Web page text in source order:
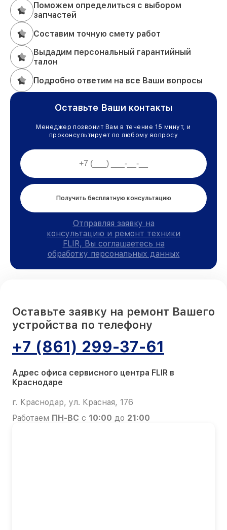
Поможем определиться с выбором
запчастей
Составим точную смету работ
Выдадим персональный гарантийный
талон
Подробно ответим на все Ваши вопросы
Оставьте Ваши контакты
Менеджер позвонит Вам в течение 15 минут, и
проконсультирует по любому вопросу
Получить бесплатную консультацию
Отправляя заявку на
консультацию и ремонт техники
FLIR, Вы соглашаетесь на
обработку персональных данных
Оставьте заявку на ремонт Вашего
устройства по телефону
+7 (861) 299-37-61
Адрес офиса сервисного центра FLIR в
Краснодаре
г. Краснодар, ул. Красная, 176
Работаем ПН-ВС с 10:00 до 21:00